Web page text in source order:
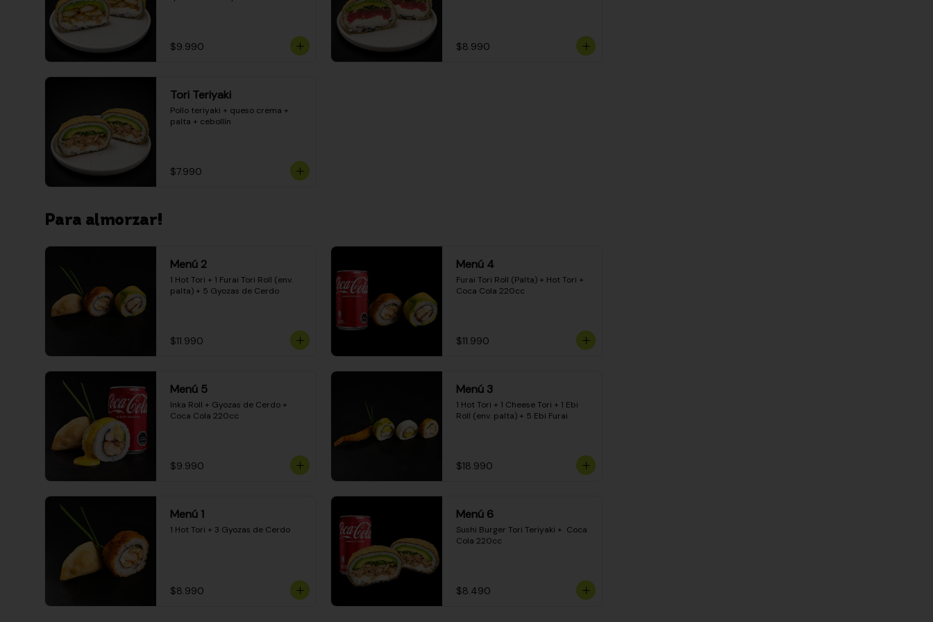
$9.990 $8.990
Tori Teriyaki
Pollo teriyaki + queso crema +
palta + cebollín
$7.990
Para almorzar!
Menú 2
1 Hot Tori + 1 Furai Tori Roll (env.
palta) + 5 Gyozas de Cerdo
$11.990
Menú 4
Furai Tori Roll (Palta) + Hot Tori +
Coca Cola 220cc
$11.990
Menú 5
Inka Roll + Gyozas de Cerdo +
Coca Cola 220cc
$9.990
Menú 3
1 Hot Tori + 1 Cheese Tori + 1 Ebi
Roll (env. palta) + 5 Ebi Furai
$18.990
Menú 1
1 Hot Tori + 3 Gyozas de Cerdo
$8.990
Menú 6
Sushi Burger Tori Teriyaki +  Coca
Cola 220cc
$8.490